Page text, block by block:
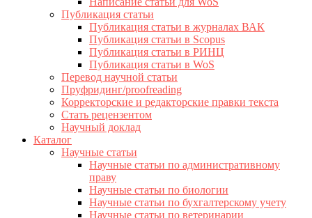
Публикация статьи
Публикация статьи в журналах ВАК
Публикация статьи в Scopus
Публикация статьи в РИНЦ
Публикация статьи в WoS
Перевод научной статьи
Пруфридинг/proofreading
Корректорские и редакторские правки текста
Стать рецензентом
Научный доклад
Каталог
Научные статьи
Научные статьи по административному
праву
Научные статьи по биологии
Научные статьи по бухгалтерскому учету
Научные статьи по ветеринарии